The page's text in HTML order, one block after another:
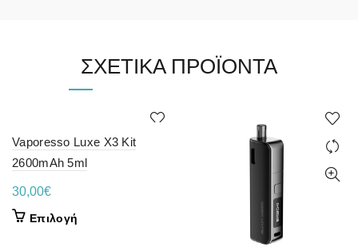
ΣΧΕΤΙΚΆ ΠΡΟΪΌΝΤΑ
Vaporesso Luxe X3 Kit
2600mAh 5ml
30,00€
Επιλογή